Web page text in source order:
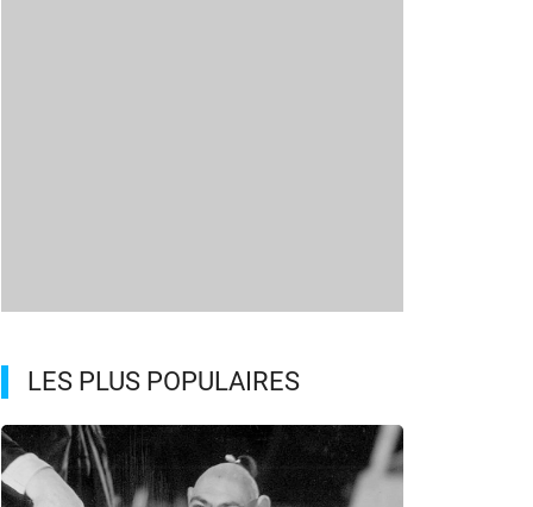
LES PLUS POPULAIRES